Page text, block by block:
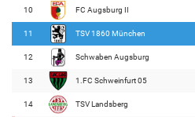
10 FC Augsburg II
11 TSV 1860 München
12 Schwaben Augsburg
13 1.FC Schweinfurt 05
14 TSV Landsberg